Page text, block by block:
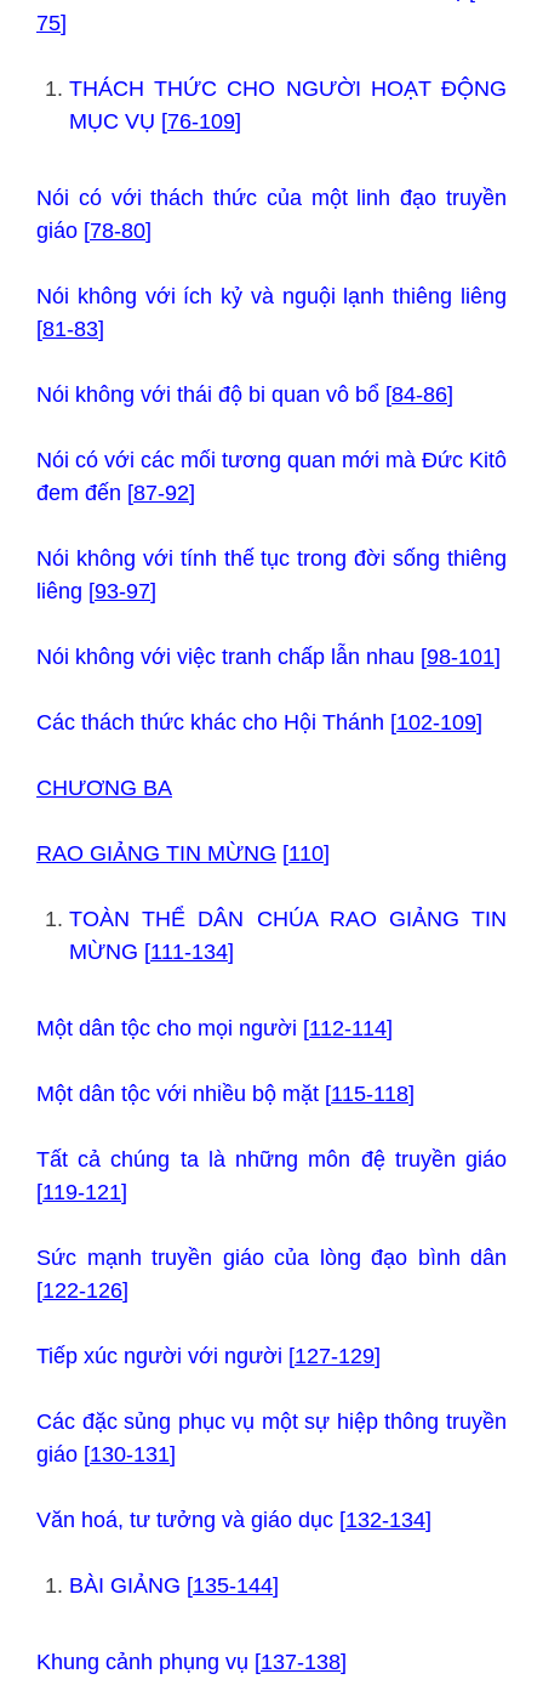
75]
THÁCH THỨC CHO NGƯỜI HOẠT ĐỘNG
MỤC VỤ [76-109]
Nói có với thách thức của một linh đạo truyền
giáo [78-80]
Nói không với ích kỷ và nguội lạnh thiêng liêng
[81-83]
Nói không với thái độ bi quan vô bổ [84-86]
Nói có với các mối tương quan mới mà Đức Kitô
đem đến [87-92]
Nói không với tính thế tục trong đời sống thiêng
liêng [93-97]
Nói không với việc tranh chấp lẫn nhau [98-101]
Các thách thức khác cho Hội Thánh [102-109]
CHƯƠNG BA
RAO GIẢNG TIN MỪNG [110]
TOÀN THỂ DÂN CHÚA RAO GIẢNG TIN
MỪNG [111-134]
Một dân tộc cho mọi người [112-114]
Một dân tộc với nhiều bộ mặt [115-118]
Tất cả chúng ta là những môn đệ truyền giáo
[119-121]
Sức mạnh truyền giáo của lòng đạo bình dân
[122-126]
Tiếp xúc người với người [127-129]
Các đặc sủng phục vụ một sự hiệp thông truyền
giáo [130-131]
Văn hoá, tư tưởng và giáo dục [132-134]
BÀI GIẢNG [135-144]
Khung cảnh phụng vụ [137-138]